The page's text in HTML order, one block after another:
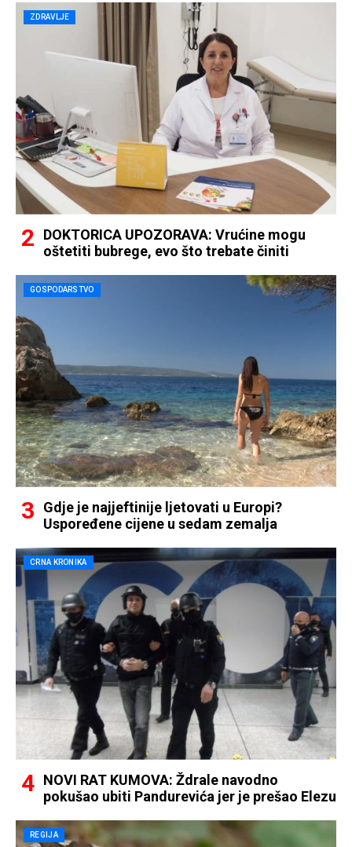
ZDRAVLJE
DOKTORICA UPOZORAVA: Vrućine mogu
oštetiti bubrege, evo što trebate činiti
GOSPODARSTVO
Gdje je najjeftinije ljetovati u Europi?
Uspoređene cijene u sedam zemalja
CRNA KRONIKA
NOVI RAT KUMOVA: Ždrale navodno
pokušao ubiti Pandurevića jer je prešao Elezu
REGIJA